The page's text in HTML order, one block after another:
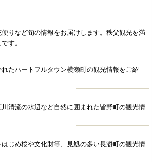
りなど旬の情報をお届けします。秩父観光を満
す。
たハートフルタウン横瀬町の観光情報をご紹
清流の水辺など自然に囲まれた皆野町の観光情
じめ桜や文化財等、見処の多い長瀞町の観光情